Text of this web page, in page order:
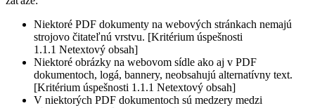
Niektoré PDF dokumenty na webových stránkach nemajú
strojovo čitateľnú vrstvu. [Kritérium úspešnosti
1.1.1 Netextový obsah]
Niektoré obrázky na webovom sídle ako aj v PDF
dokumentoch, logá, bannery, neobsahujú alternatívny text.
[Kritérium úspešnosti 1.1.1 Netextový obsah]
V niektorých PDF dokumentoch sú medzery medzi